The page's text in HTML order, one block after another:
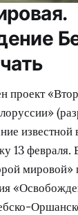
проект
13
мировой»